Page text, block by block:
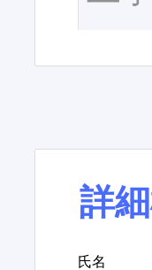
詳
氏名